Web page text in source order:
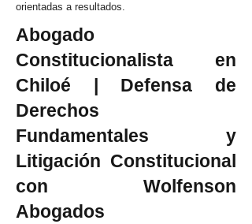
orientadas a resultados.
Abogado
Constitucionalista en
Chiloé | Defensa de
Derechos
Fundamentales y
Litigación Constitucional
con Wolfenson
Abogados